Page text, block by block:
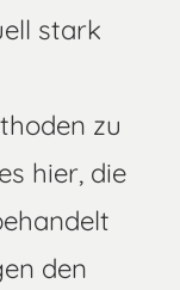
stark
zu
hier, die
den